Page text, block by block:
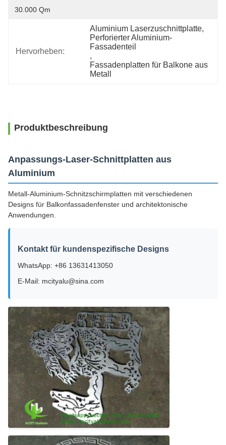
30.000 Qm
Hervorheben:
Aluminium Laserzuschnittplatte,
Perforierter Aluminium-
Fassadenteil
,
Fassadenplatten für Balkone aus
Metall
Produktbeschreibung
Anpassungs-Laser-Schnittplatten aus
Aluminium
Metall-Aluminium-Schnitzschirmplatten mit verschiedenen
Designs für Balkonfassadenfenster und architektonische
Anwendungen.
Kontakt für kundenspezifische Designs
WhatsApp: +86 13631413050
E-Mail: mcityalu@sina.com